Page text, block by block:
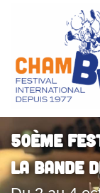
au
contenu
50ème
la Bande